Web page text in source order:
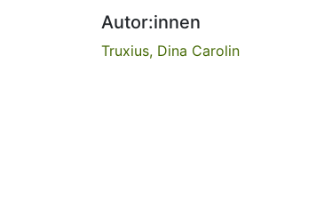
Autor:innen
Truxius, Dina Carolin